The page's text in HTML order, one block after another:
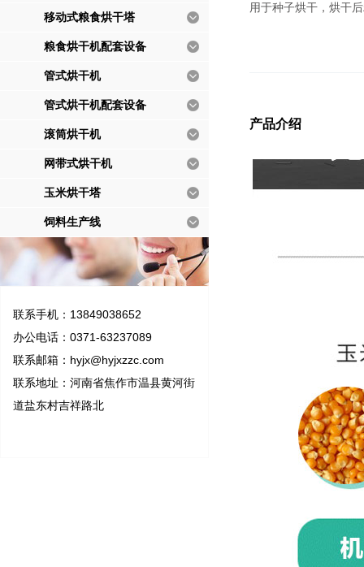
移动式粮食烘干塔
粮食烘干机配套设备
管式烘干机
管式烘干机配套设备
滚筒烘干机
网带式烘干机
玉米烘干塔
饲料生产线
联系手机：13849038652
办公电话：0371-63237089
联系邮箱： hyjx@hyjxzzc.com
联系地址：河南省焦作市温县黄河街
道盐东村吉祥路北
用于种子烘干，烘干
产品介绍